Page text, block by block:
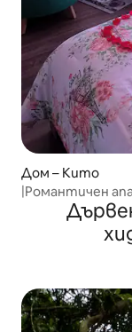
Дом – Кито
|Романтичен
вана и изглед